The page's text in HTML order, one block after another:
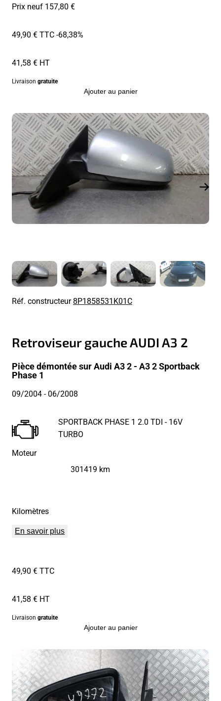
Prix neuf 157,80 €
49,90 € TTC-68,38%
41,58 € HT
Livraison gratuite
Ajouter au panier
Réf. constructeur8P1858531K01C
Retroviseur gauche AUDI A3 2
Pièce démontée sur Audi A3 2 - A3 2 Sportback
Phase 1
09/2004- 06/2008
Moteur
SPORTBACK PHASE 1 2.0 TDI - 16V
TURBO
Kilomètres
301419 km
En savoir plus
49,90 € TTC
41,58 € HT
Livraison gratuite
Ajouter au panier